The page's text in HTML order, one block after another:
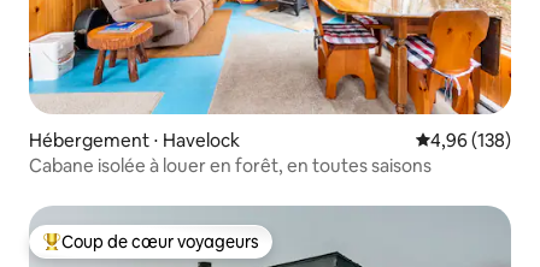
Hébergement ⋅ Havelock Évaluation
4,96 (138)
Cabane isolée à louer en forêt, en toutes saisons
Coups de cœur voyageurs les plus appréciés
Coup de cœur voyageurs